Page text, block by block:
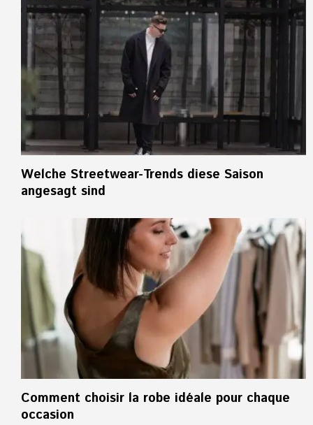
Welche Streetwear-Trends diese Saison
angesagt sind
Comment choisir la robe idéale pour chaque
occasion